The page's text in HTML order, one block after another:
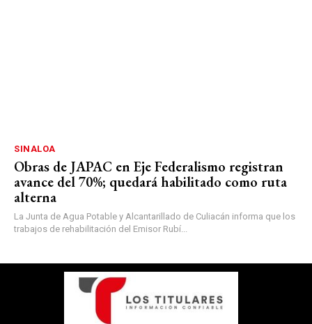
SINALOA
Obras de JAPAC en Eje Federalismo registran
avance del 70%; quedará habilitado como ruta
alterna
La Junta de Agua Potable y Alcantarillado de Culiacán informa que los
trabajos de rehabilitación del Emisor Rubí...